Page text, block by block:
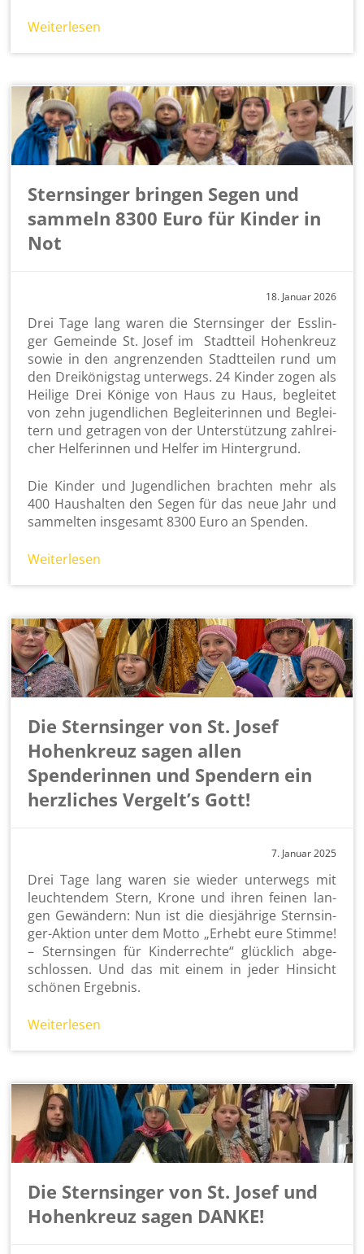
Wei­ter­le­sen
Sternsinger bringen Segen und
sammeln 8300 Euro für Kinder in
Not
18. Ja­nu­ar 2026
Drei Tage lang waren die Stern­sin­ger der Ess­lin­
ger Ge­mein­de St. Josef im Stadt­teil Ho­hen­kreuz
sowie in den an­gren­zen­den Stadt­tei­len rund um
den Drei­kö­nigs­tag un­ter­wegs. 24 Kin­der zogen als
Hei­li­ge Drei Kö­ni­ge von Haus zu Haus, be­glei­tet
von zehn ju­gend­li­chen Be­glei­te­rin­nen und Be­glei­
tern und ge­tra­gen von der Un­ter­stüt­zung zahl­rei­
cher Hel­fe­rin­nen und Hel­fer im Hin­ter­grund.
Die Kin­der und Ju­gend­li­chen brach­ten mehr als
400 Haus­hal­ten den Segen für das neue Jahr und
sam­mel­ten ins­ge­samt 8300 Euro an Spen­den.
Wei­ter­le­sen
Die Sternsinger von St. Josef
Hohenkreuz sagen allen
Spenderinnen und Spendern ein
herzliches Vergelt’s Gott!
7. Ja­nu­ar 2025
Drei Tage lang waren sie wie­der un­ter­wegs mit
leuch­ten­dem Stern, Krone und ihren fei­nen lan­
gen Ge­wän­dern: Nun ist die dies­jäh­ri­ge Stern­sin­
ger-Ak­ti­on unter dem Motto „Er­hebt eure Stim­me!
– Stern­sin­gen für Kin­der­rech­te“ glück­lich ab­ge­
schlos­sen. Und das mit einem in jeder Hin­sicht
schö­nen Er­geb­nis.
Wei­ter­le­sen
Die Sternsinger von St. Josef und
Hohenkreuz sagen DANKE!